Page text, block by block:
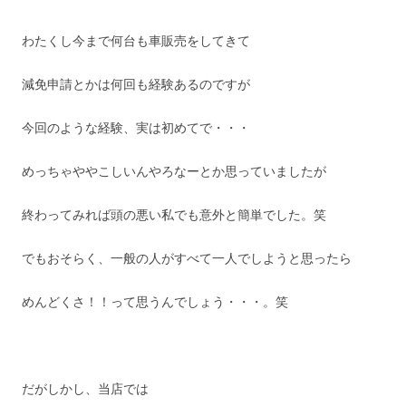
わたくし今まで何台も車販売をしてきて
減免申請とかは何回も経験あるのですが
今回のような経験、実は初めてで・・・
めっちゃややこしいんやろなーとか思っていましたが
終わってみれば頭の悪い私でも意外と簡単でした。笑
でもおそらく、一般の人がすべて一人でしようと思ったら
めんどくさ！！って思うんでしょう・・・。笑
だがしかし、当店では